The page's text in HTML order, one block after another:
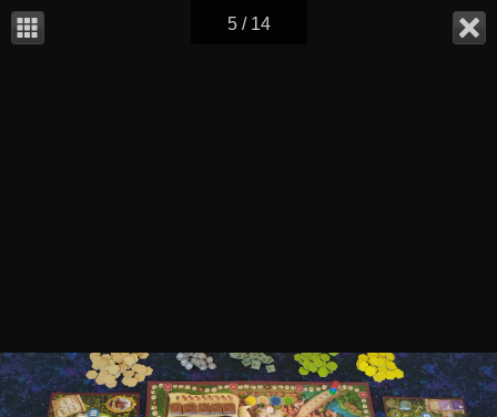
5 / 14